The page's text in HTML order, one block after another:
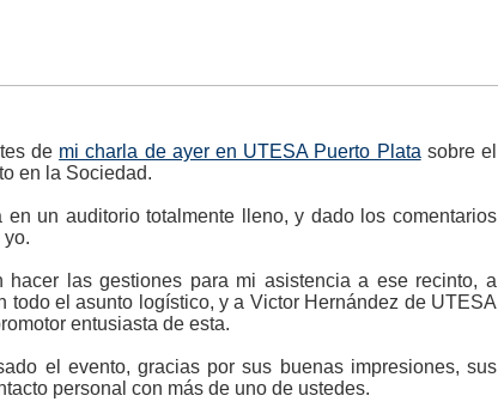
de mi charla de ayer en UTESA Puerto Plata sobre el
en la Sociedad.
un auditorio totalmente lleno, y dado los comentarios
las gestiones para mi asistencia a ese recinto, a
todo el asunto logístico, y a Victor Hernández de UTESA
entusiasta de esta.
el evento, gracias por sus buenas impresiones, sus
personal con más de uno de ustedes.